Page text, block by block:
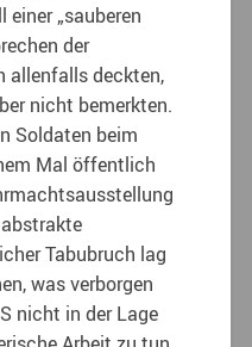
„sauberen
der
allenfalls deckten,
nicht bemerkten.
Soldaten beim
Mal öffentlich
Tabubruch lag
was verborgen
nicht in der Lage